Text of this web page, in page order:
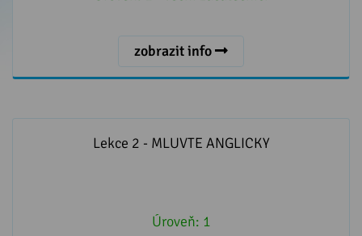
zobrazit info
Lekce 2 - MLUVTE ANGLICKY
Úroveň: 1